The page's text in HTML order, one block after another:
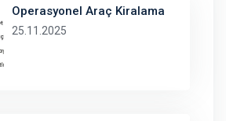
Operasyonel Araç Kiralama
25.11.2025